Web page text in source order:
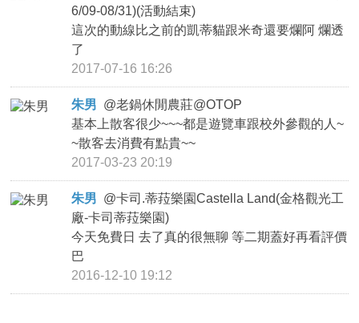
6/09-08/31)(活動結束)
這次的動線比之前的凱蒂貓跟米奇還要爛阿 爛透
了
2017-07-16 16:26
朱男 @老鍋休閒農莊@OTOP
基本上散客很少~~~都是遊覽車跟校外參觀的人~
~散客去消費有點貴~~
2017-03-23 20:19
朱男 @卡司.蒂菈樂園Castella Land(金格觀光工
廠-卡司蒂菈樂園)
今天免費日 去了真的很無聊 等二期蓋好再看評價
巴
2016-12-10 19:12